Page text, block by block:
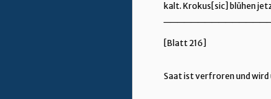
kalt. Krokus[sic] blühen
[Blatt 216]
Saat ist verfroren und wird